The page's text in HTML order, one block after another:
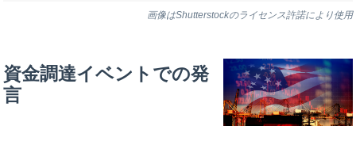
画像はShutterstockのライセンス許諾により使用
資金調達イベントでの発
言